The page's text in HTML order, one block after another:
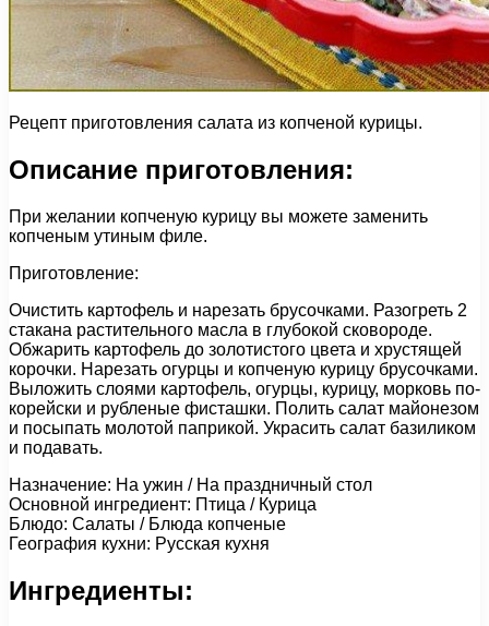
Рецепт приготовления салата из копченой курицы.
Описание приготовления:
При желании копченую курицу вы можете заменить
копченым утиным филе.
Приготовление:
Очистить картофель и нарезать брусочками. Разогреть 2
стакана растительного масла в глубокой сковороде.
Обжарить картофель до золотистого цвета и хрустящей
корочки. Нарезать огурцы и копченую курицу брусочками.
Выложить слоями картофель, огурцы, курицу, морковь по-
корейски и рубленые фисташки. Полить салат майонезом
и посыпать молотой паприкой. Украсить салат базиликом
и подавать.
Назначение: На ужин / На праздничный стол
Основной ингредиент: Птица / Курица
Блюдо: Салаты / Блюда копченые
География кухни: Русская кухня
Ингредиенты: